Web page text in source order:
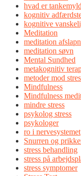
hvad er
kognitiv
kognitive
Meditation
meditation
meditation søvn
Mental Sundhed
metakognitiv
metoder mod
Mindfulness
Mindfulness
mindre stress
psykolog stress
psykologer
ro i nervesystemet
Snurren og
stress behandling
stress på
stress symptomer